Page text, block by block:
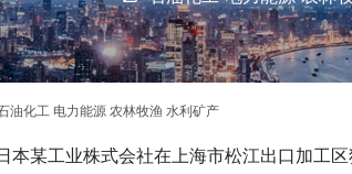
油化工 电力能源 农林牧渔 水利矿产
本某工业株式会社在上海市松江出口加工